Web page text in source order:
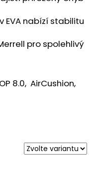
EVA nabízí stabilitu
pro spolehlivý
8.0, AirCushion,